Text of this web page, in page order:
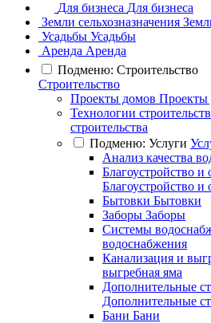
Для бизнеса Для бизнеса
Земли сельхозназначения
Усадьбы Усадьбы
Аренда Аренда
Подменю: Строительство
Строительство
Проекты домов Проекты
Технологии
строительства
Подменю: Услуги
Анализ качества
Благоустройство и
Благоустройство и
Бытовки Бытовки
Заборы Заборы
Системы
водоснабжения
Канализация и
выгребная яма
Дополнительные
Дополнительные
Бани Бани